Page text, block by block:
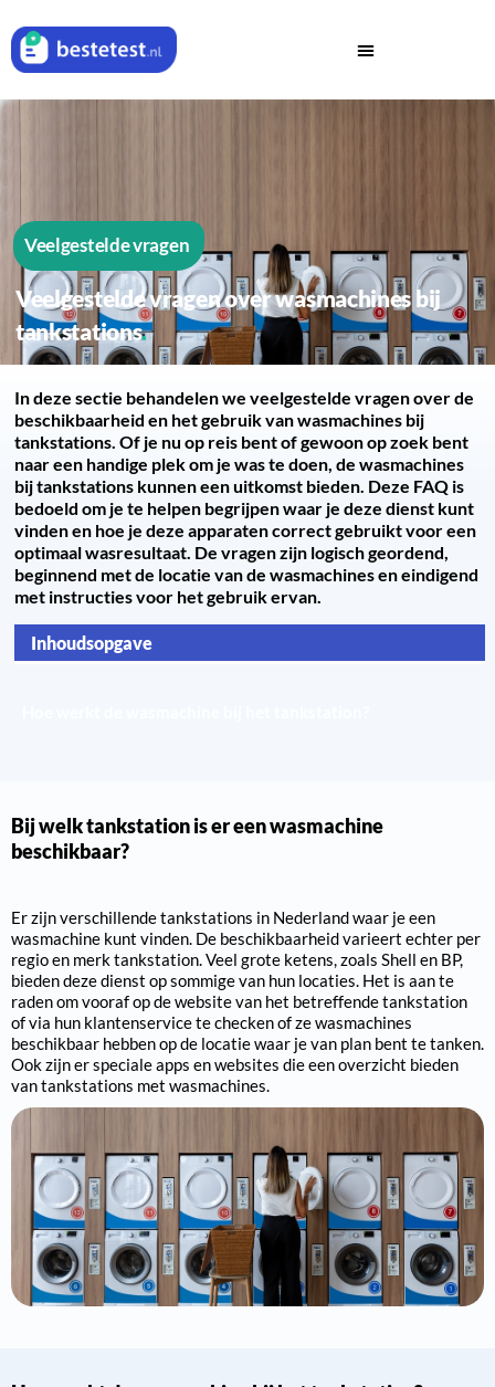
Veelgestelde vragen
Veelgestelde vragen over wasmachines bij
tankstations
In deze sectie behandelen we veelgestelde vragen over de
beschikbaarheid en het gebruik van wasmachines bij
tankstations. Of je nu op reis bent of gewoon op zoek bent
naar een handige plek om je was te doen, de wasmachines
bij tankstations kunnen een uitkomst bieden. Deze FAQ is
bedoeld om je te helpen begrijpen waar je deze dienst kunt
vinden en hoe je deze apparaten correct gebruikt voor een
optimaal wasresultaat. De vragen zijn logisch geordend,
beginnend met de locatie van de wasmachines en eindigend
met instructies voor het gebruik ervan.
Inhoudsopgave
Bij welk tankstation is er een wasmachine
beschikbaar?
Er zijn verschillende tankstations in Nederland waar je een
wasmachine kunt vinden. De beschikbaarheid varieert echter per
regio en merk tankstation. Veel grote ketens, zoals Shell en BP,
bieden deze dienst op sommige van hun locaties. Het is aan te
raden om vooraf op de website van het betreffende tankstation
of via hun klantenservice te checken of ze wasmachines
beschikbaar hebben op de locatie waar je van plan bent te tanken.
Ook zijn er speciale apps en websites die een overzicht bieden
van tankstations met wasmachines.